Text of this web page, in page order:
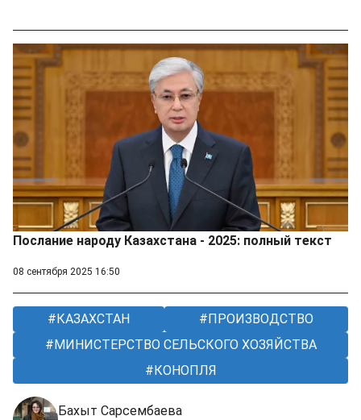
Послание народу Казахстана - 2025: полный текст
08 сентября 2025 16:50
КАЗАХСТАН
ПРОИЗВОДСТВО
МИНИСТЕРСТВО СЕЛЬСКОГО ХОЗЯЙСТВА
КОНОПЛЯ
Бахыт Сарсембаева